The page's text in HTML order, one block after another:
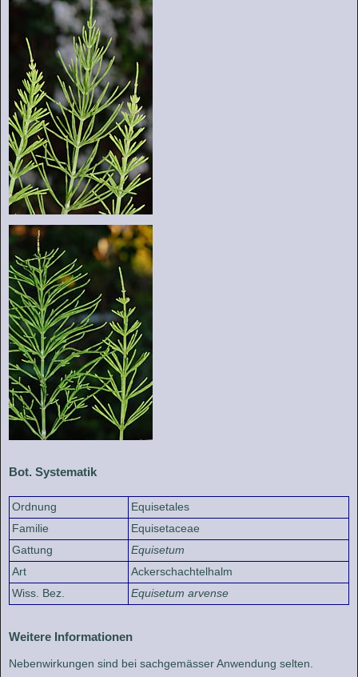
Bot. Systematik
Ordnung
Equisetales
Familie
Equisetaceae
Gattung
Equisetum
Art
Ackerschachtelhalm
Wiss. Bez.
Equisetum arvense
Weitere Informationen
Nebenwirkungen sind bei sachgemässer Anwendung selten.